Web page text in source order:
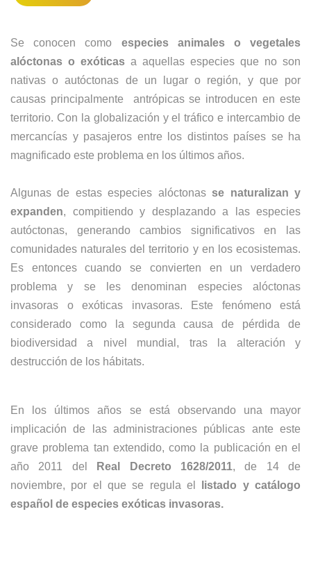
Se conocen como especies animales o vegetales
alóctonas o exóticas a aquellas especies que no son
nativas o autóctonas de un lugar o región, y que por
causas principalmente antrópicas se introducen en este
territorio. Con la globalización y el tráfico e intercambiode
mercancías y pasajeros entre los distintos países se ha
magnificado este problema en los últimos años.
Algunas de estas especies alóctonasse naturalizan y
expanden, compitiendo y desplazando a las especies
autóctonas, generando cambios significativos en las
comunidades naturales del territorio y en los ecosistemas.
Es entonces cuando se convierten en un verdadero
problema y se les denominan especies alóctonas
invasoras o exóticas invasoras.
Este fenómeno está
considerado como la segunda causa de pérdida de
biodiversidad a nivel mundial, tras la alteración y
destrucción de los hábitats.
En los últimos años se está observando una mayor
implicación de las administraciones públicas ante este
grave problema tan extendido, como la publicación en el
año 2011 del
Real Decreto 1628/2011, de 14 de
noviembre, por el que se regula el
listado y catálogo
español de especies exóticas invasoras.